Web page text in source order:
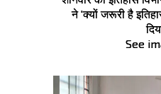
ने 'क्यों जरूरी है
See